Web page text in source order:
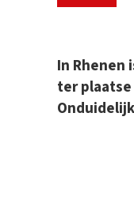
In Rhenen
ter